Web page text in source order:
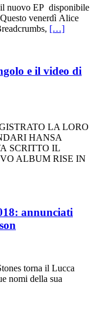
nuovo EP disponibile
venerdì Alice
[…]
e il video di
LA LORO
HANSA
SCRITTO IL
ALBUM RISE IN
annunciati
torna il Lucca
nomi della sua